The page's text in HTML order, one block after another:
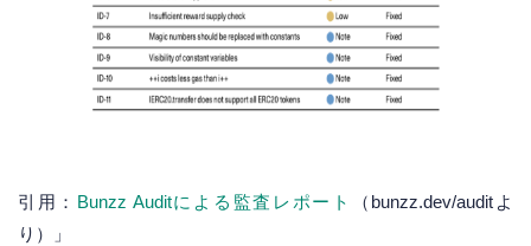
引用： Bunzz Auditによる監査レポート
（bunzz.dev/auditよ
り）」